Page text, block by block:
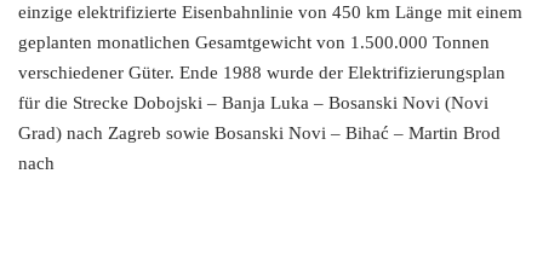
einzige elektrifizierte Eisenbahnlinie von 450 km Länge mit einem
geplanten monatlichen Gesamtgewicht von 1.500.000 Tonnen
verschiedener Güter. Ende 1988 wurde der Elektrifizierungsplan
für die Strecke Dobojski – Banja Luka – Bosanski Novi (Novi
Grad) nach Zagreb sowie Bosanski Novi – Bihać – Martin Brod
nach